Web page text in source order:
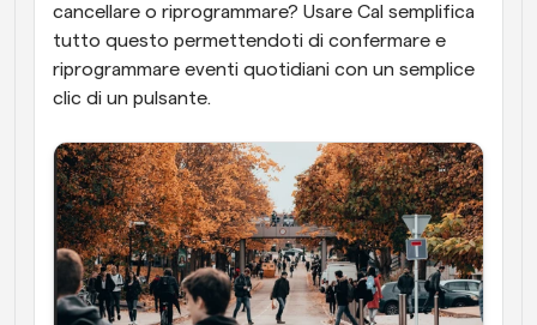
cancellare o riprogrammare? Usare Cal semplifica
tutto questo permettendoti di confermare e
riprogrammare eventi quotidiani con un semplice
clic di un pulsante.